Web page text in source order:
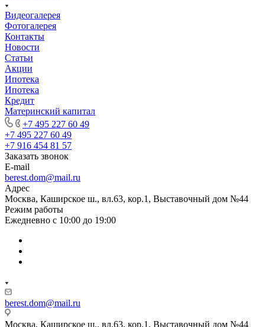
Видеогалерея
Фотогалерея
Контакты
Новости
Статьи
Акции
Ипотека
Ипотека
Кредит
Материнский капитал
+7 495 227 60 49
+7 495 227 60 49
+7 916 454 81 57
Заказать звонок
E-mail
berest.dom@mail.ru
Адрес
Москва, Каширское ш., вл.63, кор.1, Выставочный дом №44
Режим работы
Ежедневно с 10:00 до 19:00
berest.dom@mail.ru
Москва, Каширское ш., вл.63, кор.1, Выставочный дом №44